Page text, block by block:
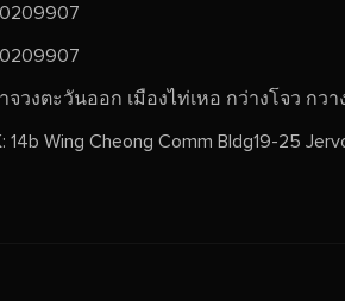
จวงตะวันออก เมืองไท่เหอ กว่างโจว กวา
14b Wing Cheong Comm Bldg19-25